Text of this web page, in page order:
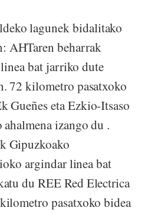
lagunek bidalitako
AHTaren beharrak
bat jarriko dute
72 kilometro pasatxoko
Gueñes eta Ezkio-Itsaso
izango du .
Gipuzkoako
argindar linea bat
du REE Red Electrica
pasatxoko bidea